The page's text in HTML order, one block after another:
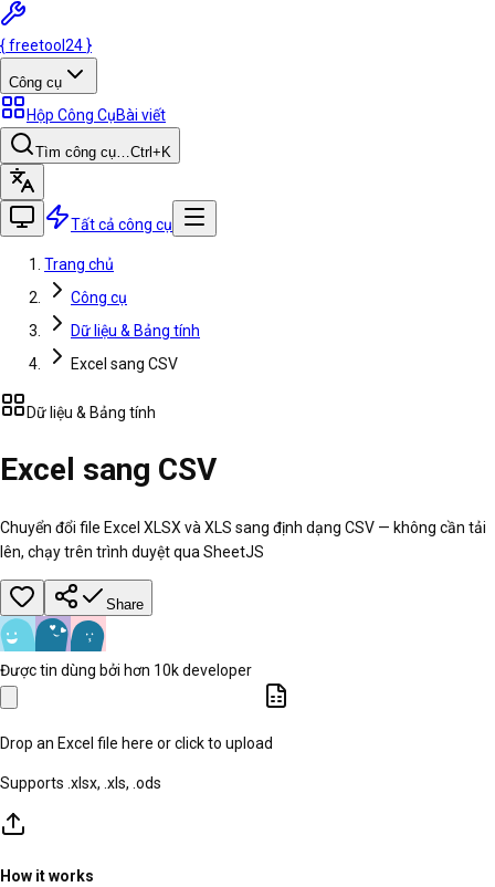
{freetool 24 }
Công cụ
Hộp Công CụBài viết
Tìm công cụ…Ctrl +K
Tất cả công cụ
Trang chủ
Công cụ
Dữ liệu & Bảng tính
Excel sang CSV
Dữ liệu & Bảng tính
Excel sang CSV
Chuyển đổi file Excel XLSX và XLS sang định dạng CSV — không cần tải
lên, chạy trên trình duyệt qua SheetJS
Share
Được tin dùng bởi hơn 10k developer
Drop an Excel file here or click to upload
Supports .xlsx, .xls, .ods
How it works